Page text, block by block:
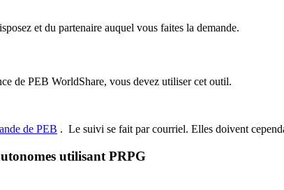
et du partenaire auquel vous faites la demande.
de PEB WorldShare, vous devez utiliser cet outil.
de PEB . Le suivi se fait par courriel. Elles doivent
utilisant PRPG